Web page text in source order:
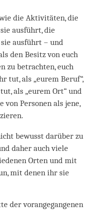
die Aktivitäten, die
ausführt, die
ausführt – und
den Besitz von euch
zu betrachten, euch
tut, als „eurem Beruf“,
als „eurem Ort“ und
von Personen als jene,
bewusst darüber zu
daher auch viele
Orten und mit
mit denen ihr sie
der vorangegangenen